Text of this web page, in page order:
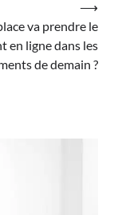
va prendre le
en ligne dans les
de demain ?
⟶